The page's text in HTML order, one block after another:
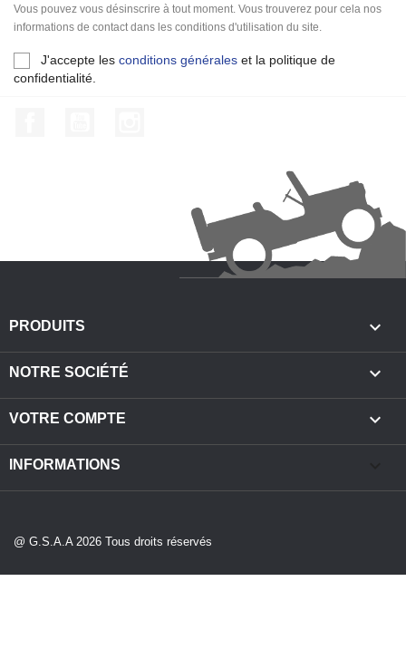
Vous pouvez vous désinscrire à tout moment. Vous trouverez pour cela nos
informations de contact dans les conditions d'utilisation du site.
J'accepte les conditions générales et la politique de
confidentialité.
PRODUITS 
NOTRE SOCIÉTÉ 
VOTRE COMPTE 
INFORMATIONS
@ G.S.A.A 2026 Tous droits réservés